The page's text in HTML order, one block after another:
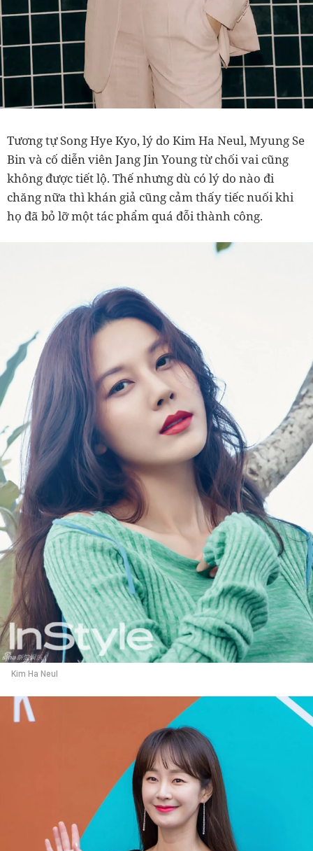
Tương tự Song Hye Kyo, lý do Kim Ha Neul, Myung Se
Bin và cố diễn viên Jang Jin Young từ chối vai cũng
không được tiết lộ. Thế nhưng dù có lý do nào đi
chăng nữa thì khán giả cũng cảm thấy tiếc nuối khi
họ đã bỏ lỡ một tác phẩm quá đỗi thành công.
Kim Ha Neul